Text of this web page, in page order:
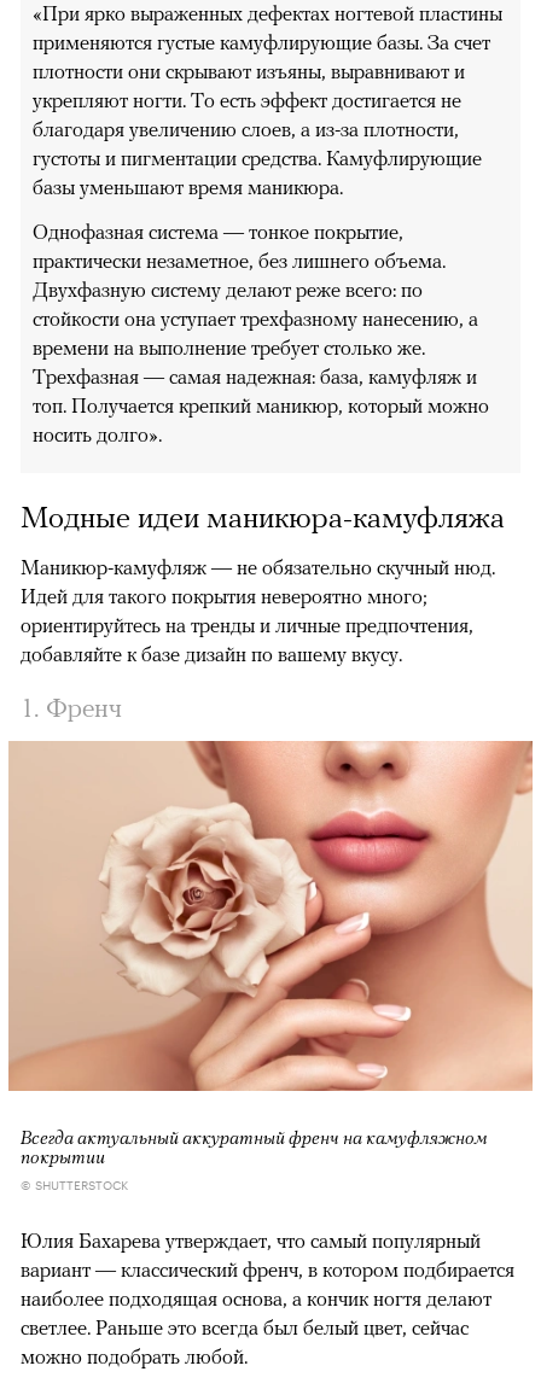
«При ярко выраженных дефектах ногтевой пластины
применяются густые камуфлирующие базы. За счет
плотности они скрывают изъяны, выравнивают и
укрепляют ногти. То есть эффект достигается не
благодаря увеличению слоев, а из-за плотности,
густоты и пигментации средства. Камуфлирующие
базы уменьшают время маникюра.
Однофазная система — тонкое покрытие,
практически незаметное, без лишнего объема.
Двухфазную систему делают реже всего: по
стойкости она уступает трехфазному нанесению, а
времени на выполнение требует столько же.
Трехфазная — самая надежная: база, камуфляж и
топ. Получается крепкий маникюр, который можно
носить долго».
Модные идеи маникюра-камуфляжа
Маникюр-камуфляж — не обязательно скучный нюд.
Идей для такого покрытия невероятно много;
ориентируйтесь на тренды и личные предпочтения,
добавляйте к базе дизайн по вашему вкусу.
1. Френч
Всегда актуальный аккуратный френч на камуфляжном
покрытии
© SHUTTERSTOCK
Юлия Бахарева утверждает, что самый популярный
вариант — классический френч, в котором подбирается
наиболее подходящая основа, а кончик ногтя делают
светлее. Раньше это всегда был белый цвет, сейчас
можно подобрать любой.